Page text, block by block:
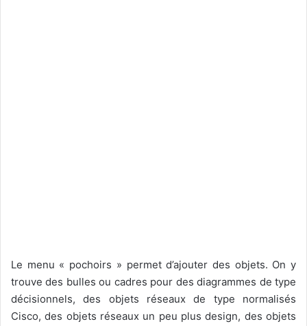
Le menu « pochoirs » permet d’ajouter des objets. On y
trouve des bulles ou cadres pour des diagrammes de type
décisionnels, des objets réseaux de type normalisés
Cisco, des objets réseaux un peu plus design, des objets